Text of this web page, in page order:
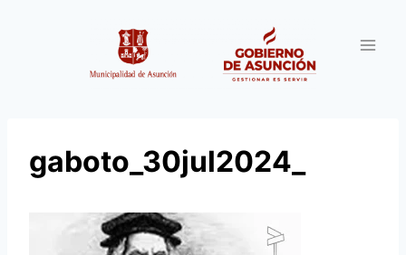
gaboto_30jul2024_